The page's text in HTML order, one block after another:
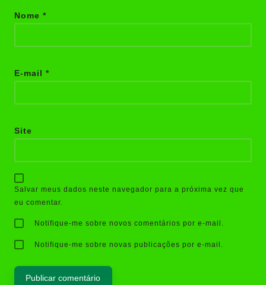
Nome *
E-mail *
Site
Salvar meus dados neste navegador para a próxima vez que
eu comentar.
Notifique-me sobre novos comentários por e-mail.
Notifique-me sobre novas publicações por e-mail.